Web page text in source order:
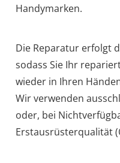
Handymarken.
Die Reparatur erfolgt
sodass Sie Ihr
wieder in Ihren
Wir verwenden
oder, bei
Erstausrüsterqualität